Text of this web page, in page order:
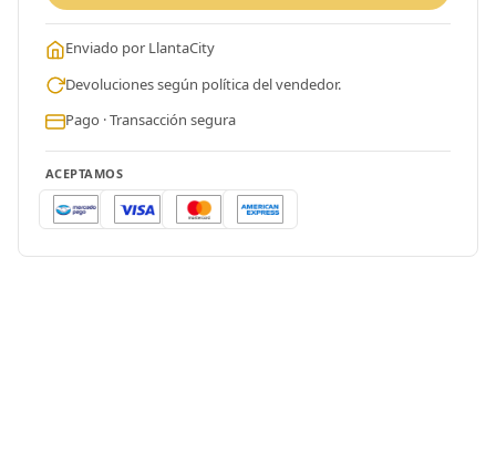
Enviado por LlantaCity
Devoluciones según política del vendedor.
Pago · Transacción segura
ACEPTAMOS